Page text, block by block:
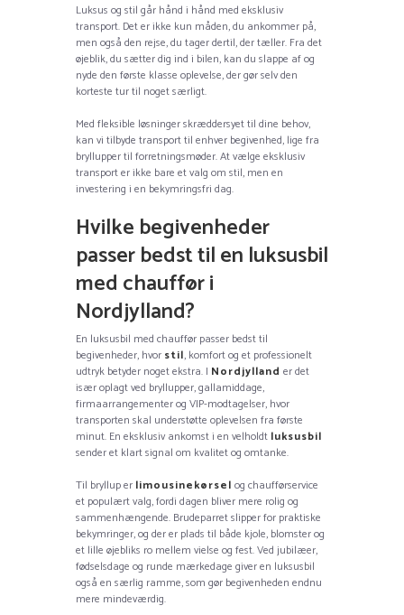
Luksus og stil går hånd i hånd med eksklusiv
transport. Det er ikke kun måden, du ankommer på,
men også den rejse, du tager dertil, der tæller. Fra det
øjeblik, du sætter dig ind i bilen, kan du slappe af og
nyde den første klasse oplevelse, der gør selv den
korteste tur til noget særligt.
Med fleksible løsninger skræddersyet til dine behov,
kan vi tilbyde transport til enhver begivenhed, lige fra
bryllupper til forretningsmøder. At vælge eksklusiv
transport er ikke bare et valg om stil, men en
investering i en bekymringsfri dag.
Hvilke begivenheder
passer bedst til en luksusbil
med chauffør i
Nordjylland?
En luksusbil med chauffør passer bedst til
begivenheder, hvor stil, komfort og et professionelt
udtryk betyder noget ekstra. I Nordjylland er det
især oplagt ved bryllupper, gallamiddage,
firmaarrangementer og VIP-modtagelser, hvor
transporten skal understøtte oplevelsen fra første
minut. En eksklusiv ankomst i en velholdt luksusbil
sender et klart signal om kvalitet og omtanke.
Til bryllup er limousinekørsel og chaufførservice
et populært valg, fordi dagen bliver mere rolig og
sammenhængende. Brudeparret slipper for praktiske
bekymringer, og der er plads til både kjole, blomster og
et lille øjebliks ro mellem vielse og fest. Ved jubilæer,
fødselsdage og runde mærkedage giver en luksusbil
også en særlig ramme, som gør begivenheden endnu
mere mindeværdig.